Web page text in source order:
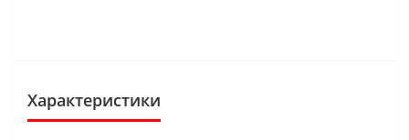
Характеристики